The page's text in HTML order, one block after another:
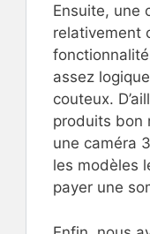
Ensuite, une
relativement
assez
couteux.
produits bon
une caméra
les modèles
payer une